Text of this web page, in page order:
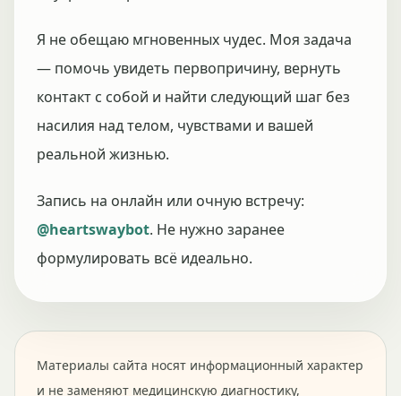
Я не обещаю мгновенных чудес. Моя задача
— помочь увидеть первопричину, вернуть
контакт с собой и найти следующий шаг без
насилия над телом, чувствами и вашей
реальной жизнью.
Запись на онлайн или очную встречу:
@heartswaybot. Не нужно заранее
формулировать всё идеально.
Материалы сайта носят информационный характер
и не заменяют медицинскую диагностику,